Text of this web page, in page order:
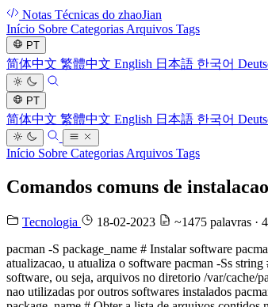
Notas Técnicas do zhaoJian
Início Sobre Categorias Arquivos Tags
PT
简体中文 繁體中文 English 日本語 한국어
PT
简体中文 繁體中文 English 日本語 한국어
Início Sobre Categorias Arquivos Tags
Comandos comuns de
Tecnologia 18-02-2023 ~1475 palavras ·
pacman -S package_name # Instalar software
atualizacao, u atualiza o software pacman -Ss
software, ou seja, arquivos no diretorio /var/cache/
nao utilizadas por outros softwares instalados